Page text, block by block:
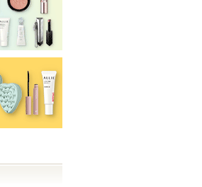
リ
の香
ルｎ
クレ・ド・ポー ボーテ
クレ・ド・ポー
ボーテからのお
ショッピン